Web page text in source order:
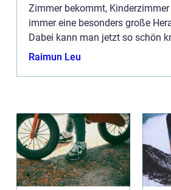
Zimmer bekommt,
immer eine besonders große
Dabei kann man jetzt so schön
mit den Kids besondere Dinge
Raimun Leu